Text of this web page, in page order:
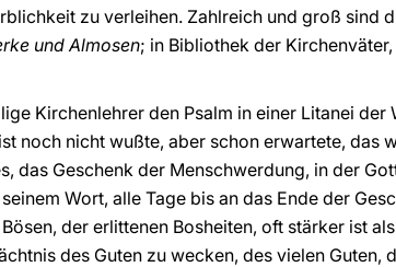
zu verleihen. Zahlreich und groß sind
und Almosen; in Bibliothek der
Kirchenlehrer den Psalm in einer Litanei der
noch nicht wußte, aber schon erwartete, das
das Geschenk der Menschwerdung, in der
Wort, alle Tage bis an das Ende der
der erlittenen Bosheiten, oft stärker ist
des Guten zu wecken, des vielen Guten,